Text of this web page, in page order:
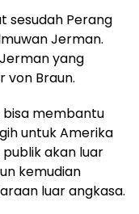
sesudah Perang
Jerman.
yang
Braun.
bisa membantu
untuk Amerika
akan luar
kemudian
luar angkasa.